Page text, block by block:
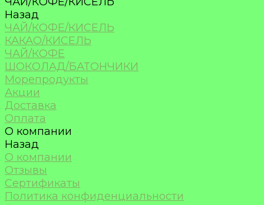
Назад
ЧАЙ/КОФЕ/КИСЕЛЬ
КАКАО/КИСЕЛЬ
ЧАЙ/КОФЕ
ШОКОЛАД/БАТОНЧИКИ
Морепродукты
Акции
Доставка
Оплата
О компании
Назад
О компании
Отзывы
Сертификаты
Политика конфиденциальности